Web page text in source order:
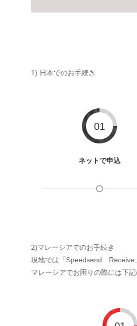
1) 日本でのお手続き
01
ネットで申込
2)マレーシアでのお手続き
現地では「Speedsend Receive
マレーシアでお困りの際には下